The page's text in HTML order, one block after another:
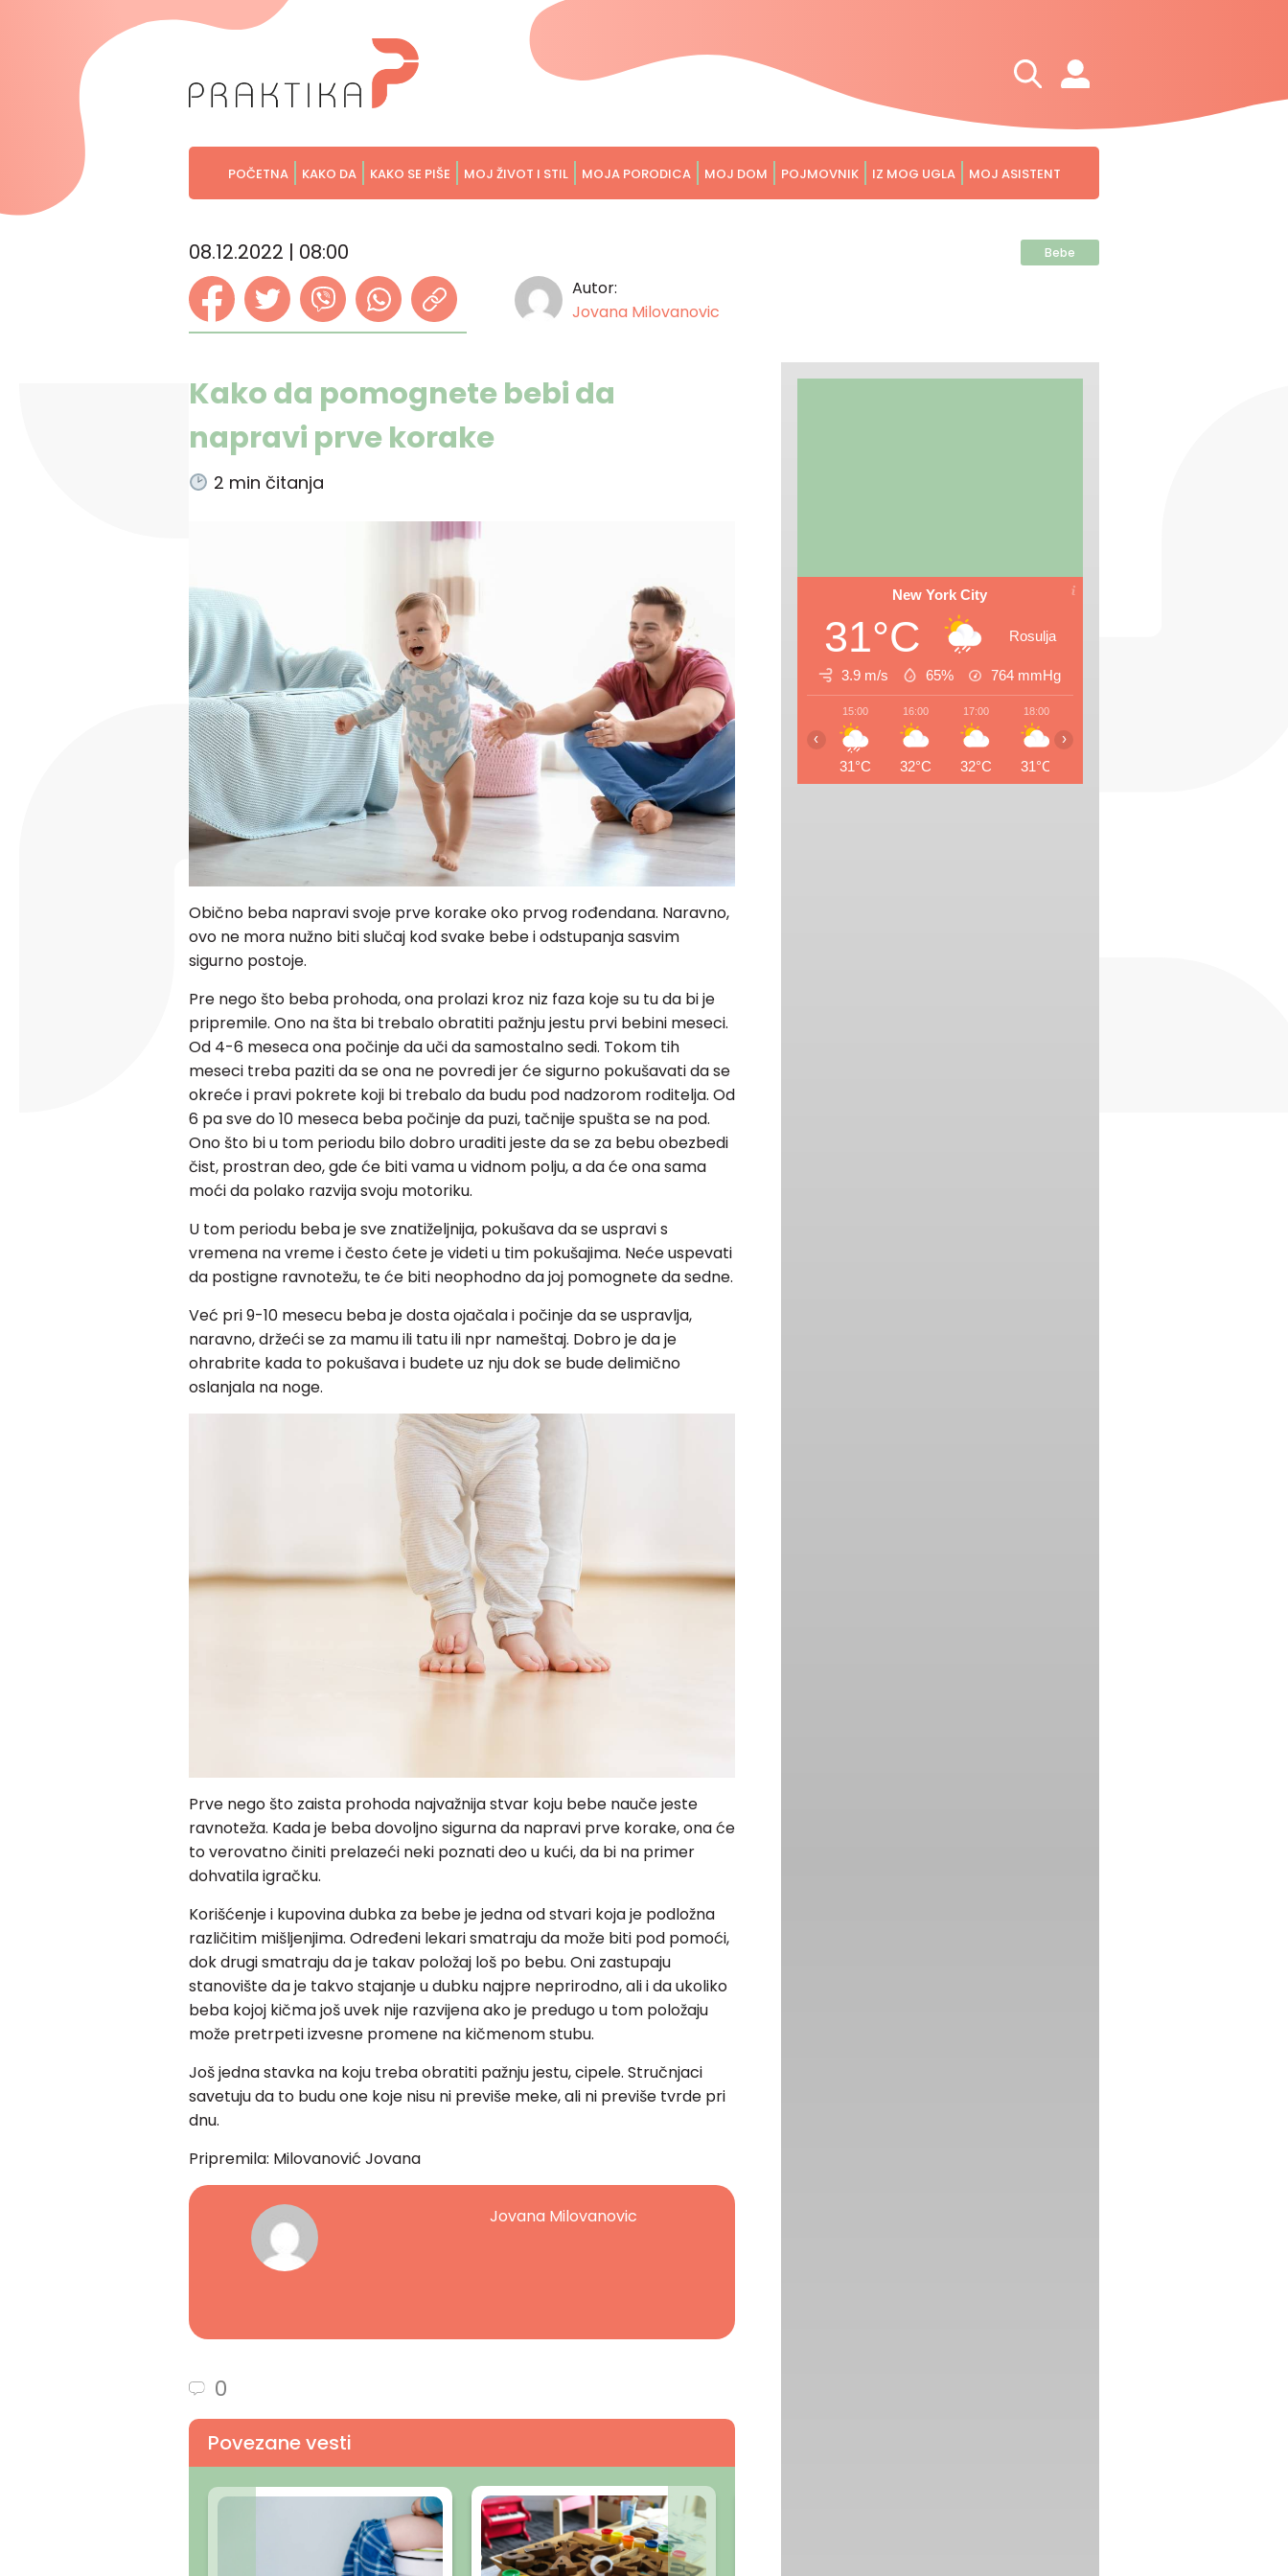
POČETNA KAKO DA KAKO SE PIŠE MOJ ŽIVOT I STIL MOJA PORODICA MOJ DOM POJMOVNIK IZ MOG UGLA MOJ ASISTENT
08.12.2022 | 08:00 Bebe
Autor:
Jovana Milovanovic
Kako da pomognete bebi da
napravi prve korake
2 min čitanja
Obično beba napravi svoje prve korake oko prvog rođendana. Naravno,
ovo ne mora nužno biti slučaj kod svake bebe i odstupanja sasvim
sigurno postoje.
Pre nego što beba prohoda, ona prolazi kroz niz faza koje su tu da bi je
pripremile. Ono na šta bi trebalo obratiti pažnju jestu prvi bebini meseci.
Od 4-6 meseca ona počinje da uči da samostalno sedi. Tokom tih
meseci treba paziti da se ona ne povredi jer će sigurno pokušavati da se
okreće i pravi pokrete koji bi trebalo da budu pod nadzorom roditelja. Od
6 pa sve do 10 meseca beba počinje da puzi, tačnije spušta se na pod.
Ono što bi u tom periodu bilo dobro uraditi jeste da se za bebu obezbedi
čist, prostran deo, gde će biti vama u vidnom polju, a da će ona sama
moći da polako razvija svoju motoriku.
U tom periodu beba je sve znatiželjnija, pokušava da se uspravi s
vremena na vreme i često ćete je videti u tim pokušajima. Neće uspevati
da postigne ravnotežu, te će biti neophodno da joj pomognete da sedne.
Već pri 9-10 mesecu beba je dosta ojačala i počinje da se uspravlja,
naravno, držeći se za mamu ili tatu ili npr nameštaj. Dobro je da je
ohrabrite kada to pokušava i budete uz nju dok se bude delimično
oslanjala na noge.
Prve nego što zaista prohoda najvažnija stvar koju bebe nauče jeste
ravnoteža. Kada je beba dovoljno sigurna da napravi prve korake, ona će
to verovatno činiti prelazeći neki poznati deo u kući, da bi na primer
dohvatila igračku.
Korišćenje i kupovina dubka za bebe je jedna od stvari koja je podložna
različitim mišljenjima. Određeni lekari smatraju da može biti pod pomoći,
dok drugi smatraju da je takav položaj loš po bebu. Oni zastupaju
stanovište da je takvo stajanje u dubku najpre neprirodno, ali i da ukoliko
beba kojoj kičma još uvek nije razvijena ako je predugo u tom položaju
može pretrpeti izvesne promene na kičmenom stubu.
Još jedna stavka na koju treba obratiti pažnju jestu, cipele. Stručnjaci
savetuju da to budu one koje nisu ni previše meke, ali ni previše tvrde pri
dnu.
Pripremila: Milovanović Jovana
Jovana Milovanovic
0
Povezane vesti
New York City
31°C Rosulja
3.9 m/s 65% 764 mmHg
15:00
31°C
16:00
32°C
17:00
32°C
18:00
31°C
‹ ›